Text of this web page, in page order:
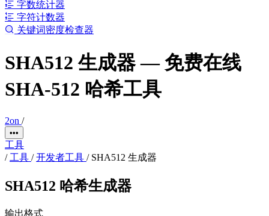
字数统计器
字符计数器
关键词密度检查器
SHA512 生成器 — 免费在线
SHA-512 哈希工具
2on /
•••
工具
/ 工具 / 开发者工具 / SHA512 生成器
SHA512 哈希生成器
输出格式